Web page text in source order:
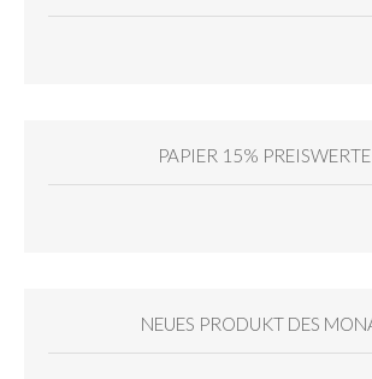
PAPIER 15%
NEUES PRODUKT DES